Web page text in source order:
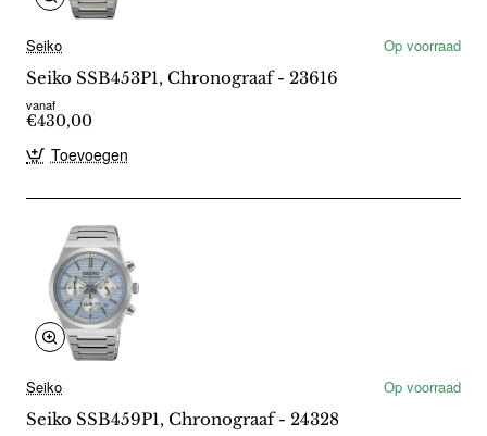
Seiko
Op voorraad
Seiko SSB453P1, Chronograaf - 23616
vanaf
€430,00
Toevoegen
Seiko
Op voorraad
Seiko SSB459P1, Chronograaf - 24328